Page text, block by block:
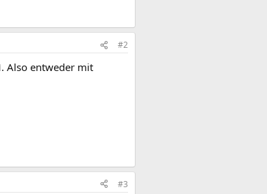
#2
Also entweder mit
#3